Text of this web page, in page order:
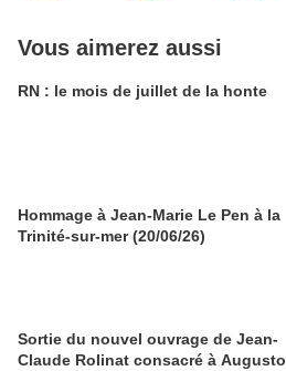
Vous aimerez aussi
RN : le mois de juillet de la honte
Hommage à Jean-Marie Le Pen à la
Trinité-sur-mer (20/06/26)
Sortie du nouvel ouvrage de Jean-
Claude Rolinat consacré à Augusto